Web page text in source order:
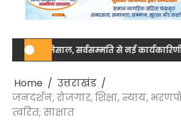
सर्वसम्मति से नई कार्यकारिणी का गठन
Home
उत्तराखंड
जनदर्शन, रोजगार, शिक्षा, न्याय,
त्वरित; साक्षात